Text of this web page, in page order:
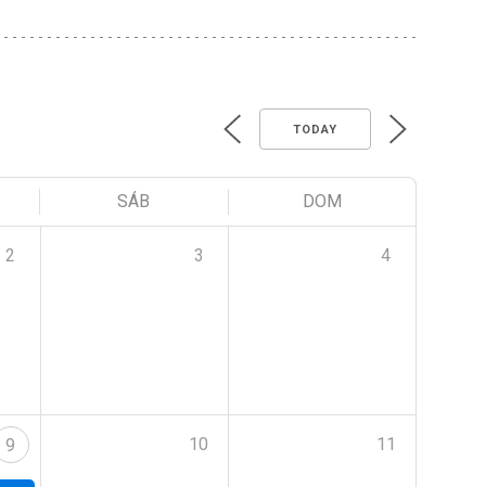
TODAY
SÁB DOM
2 3 4
9 10 11